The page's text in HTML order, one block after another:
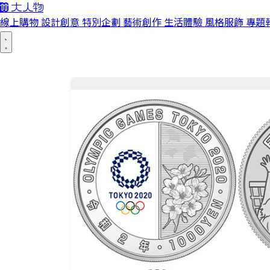
線上購物 設計創意 特別企劃 藝術創作 生活體驗 風格服飾 專題